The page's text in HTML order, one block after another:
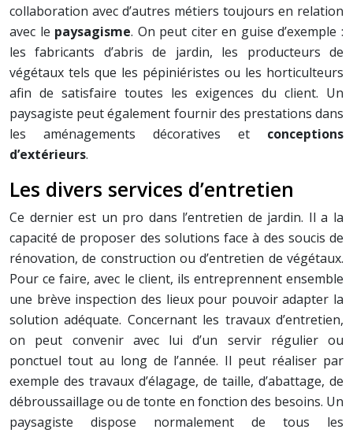
collaboration avec d’autres métiers toujours en relation
avec le paysagisme. On peut citer en guise d’exemple :
les fabricants d’abris de jardin, les producteurs de
végétaux tels que les pépiniéristes ou les horticulteurs
afin de satisfaire toutes les exigences du client. Un
paysagiste peut également fournir des prestations dans
les aménagements décoratives et conceptions
d’extérieurs.
Les divers services d’entretien
Ce dernier est un pro dans l’entretien de jardin. Il a la
capacité de proposer des solutions face à des soucis de
rénovation, de construction ou d’entretien de végétaux.
Pour ce faire, avec le client, ils entreprennent ensemble
une brève inspection des lieux pour pouvoir adapter la
solution adéquate. Concernant les travaux d’entretien,
on peut convenir avec lui d’un servir régulier ou
ponctuel tout au long de l’année. Il peut réaliser par
exemple des travaux d’élagage, de taille, d’abattage, de
débroussaillage ou de tonte en fonction des besoins. Un
paysagiste dispose normalement de tous les